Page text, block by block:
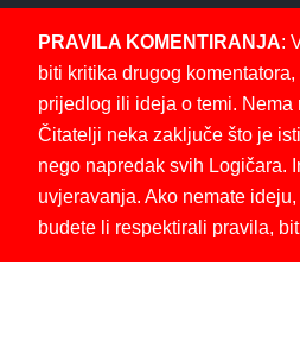
PRAVILA KOMENTIRANJA:
biti kritika drugog
prijedlog ili ideja o temi. Nema
Čitatelji neka zaključe što je
nego napredak svih Logičara.
uvjeravanja. Ako nemate
budete li respektirali pravila,